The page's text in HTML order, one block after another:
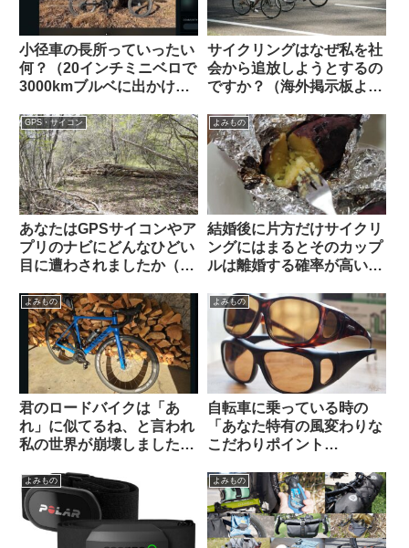
小径車の長所っていったい
何？（20インチミニベロで
3000kmブルベに出かけま
スレッドから）
サイクリングはなぜ私を社
会から追放しようとするの
ですか？（海外掲示板よ
GPS・サイコン
あなたはGPSサイコンやア
プリのナビにどんなひどい
目に遭わされましたか（海
よみもの
結婚後に片方だけサイクリ
ングにはまるとそのカップ
ルは離婚する確率が高い？
よみもの
君のロードバイクは「あ
れ」に似てるね、と言われ
私の世界が崩壊しました
よみもの
自転車に乗っている時の
「あなた特有の風変わりな
こだわりポイント
ください（海外掲示板か
ら）
よみもの よみもの